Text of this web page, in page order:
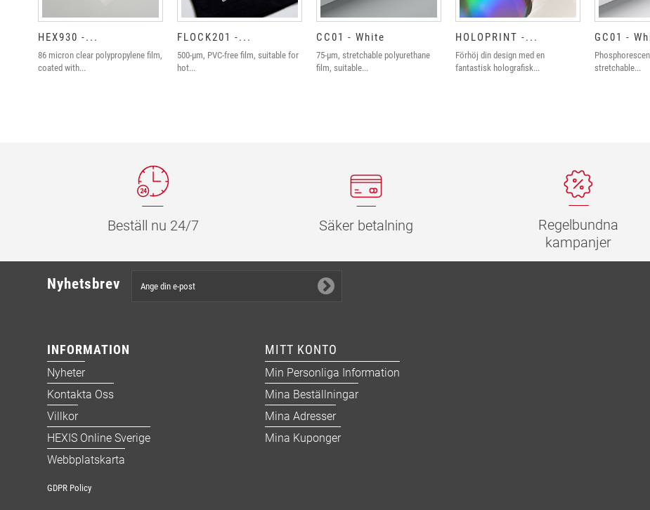
HEX930 -...
86 micron clear polypropylene film,
coated with...
FLOCK201 -...
500-µm, PVC-free film, suitable for
hot...
CC01 - White
75-µm, stretchable polyurethane
film, suitable...
HOLOPRINT -...
Förhöj din design med en
fantastisk holografisk...
GC01 -
stretchable...
Beställ nu 24/7 Säker betalning
Regelbundna
kampanjer
Nyhetsbrev
INFORMATION
Nyheter
Kontakta Oss
Villkor
HEXIS Online Sverige
Webbplatskarta
GDPR Policy
MITT KONTO
Min Personliga Information
Mina Beställningar
Mina Adresser
Mina Kuponger